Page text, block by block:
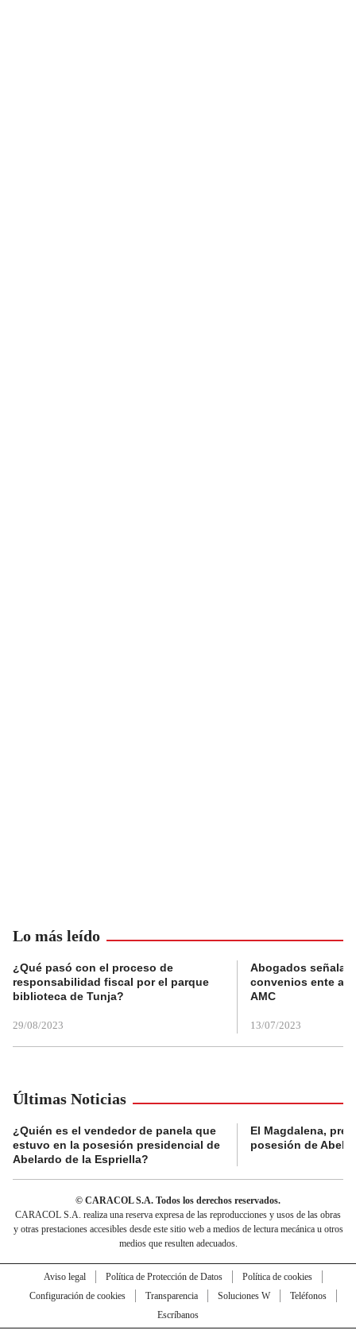
Lo más leído
¿Qué pasó con el proceso de
responsabilidad fiscal por el parque
biblioteca de Tunja?
29/08/2023
Abogados
convenios ente
AMC
13/07/2023
Últimas Noticias
¿Quién es el vendedor de panela que
estuvo en la posesión presidencial de
Abelardo de la Espriella?
El Magdalena,
posesión de
© CARACOL S.A. Todos los derechos reservados.
CARACOL S.A. realiza una reserva expresa de las reproducciones y usos de las obras
y otras prestaciones accesibles desde este sitio web a medios de lectura mecánica u otros
medios que resulten adecuados.
Aviso legal Política de Protección de Datos
Política de cookies
Configuración de cookies
Transparencia Soluciones W
Teléfonos
Escríbanos